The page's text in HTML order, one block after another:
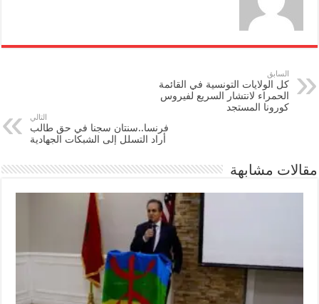
السابق
كل الولايات التونسية في القائمة
الحمراء لانتشار السريع لفيروس
كورونا المستجد
التالي
فرنسا..سنتان سجنا في حق طالب
أراد التسلل إلى الشبكات الجهادية
مقالات مشابهة